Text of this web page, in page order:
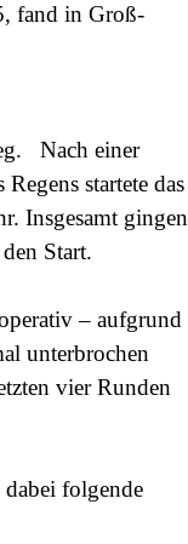
fand in Groß-
Nach einer
startete das
Insgesamt gingen
Start.
– aufgrund
unterbrochen
vier Runden
folgende